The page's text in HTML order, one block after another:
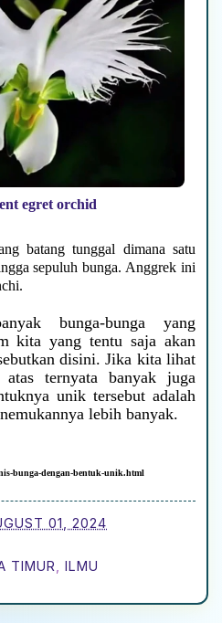
egret orchid
batang tunggal dimana satu
sepuluh bunga. Anggrek ini
bunga-bunga yang
kita yang tentu saja akan
disini. Jika kita lihat
ternyata banyak juga
unik tersebut adalah
lebih banyak.
bunga-dengan-bentuk-unik.html
01, 2024
TIMUR
ILMU